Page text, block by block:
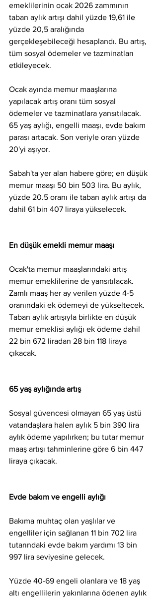
emeklilerinin ocak 2026 zammının
taban aylık artışı dahil yüzde 19,61 ile
yüzde 20,5 aralığında
gerçekleşebileceği hesaplandı. Bu artış,
tüm sosyal ödemeler ve tazminatları
etkileyecek.
Ocak ayında memur maaşlarına
yapılacak artış oranı tüm sosyal
ödemeler ve tazminatlara yansıtılacak.
65 yaş aylığı, engelli maaşı, evde bakım
parası artacak. Son veriyle oran yüzde
20'yi aşıyor.
Sabah'ta yer alan habere göre; en düşük
memur maaşı 50 bin 503 lira. Bu aylık,
yüzde 20.5 oranı ile taban aylık artışı da
dahil 61 bin 407 liraya yükselecek.
En düşük emekli memur maaşı
Ocak'ta memur maaşlarındaki artış
memur emeklilerine de yansıtılacak.
Zamlı maaş her ay verilen yüzde 4-5
oranındaki ek ödemeyi de yükseltecek.
Taban aylık artışıyla birlikte en düşük
memur emeklisi aylığı ek ödeme dahil
22 bin 672 liradan 28 bin 118 liraya
çıkacak.
65 yaş aylığında artış
Sosyal güvencesi olmayan 65 yaş üstü
vatandaşlara halen aylık 5 bin 390 lira
aylık ödeme yapılırken; bu tutar memur
maaş artışı tahminlerine göre 6 bin 447
liraya çıkacak.
Evde bakım ve engelli aylığı
Bakıma muhtaç olan yaşlılar ve
engelliler için sağlanan 11 bin 702 lira
tutarındaki evde bakım yardımı 13 bin
997 lira seviyesine gelecek.
Yüzde 40-69 engeli olanlara ve 18 yaş
altı engellilerin yakınlarına ödenen aylık